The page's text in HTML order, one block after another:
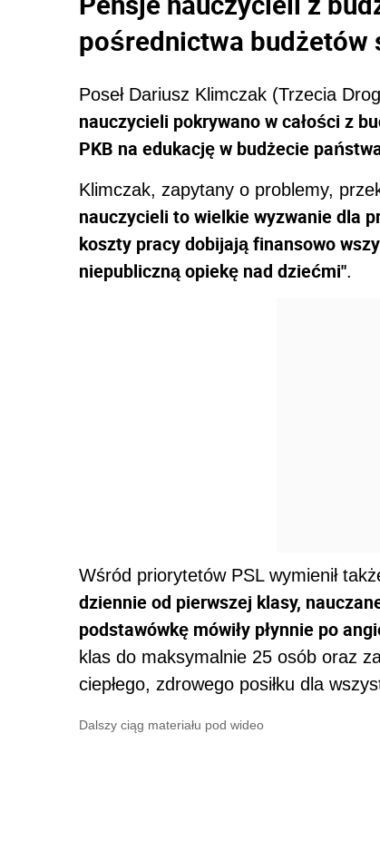
pośrednictwa budżetów
Poseł Dariusz Klimczak (Trzecia
nauczycieli pokrywano w całości z
PKB na edukację w budżecie
Klimczak, zapytany o problemy,
nauczycieli to wielkie wyzwanie dla
koszty pracy dobijają finansowo
niepubliczną opiekę nad dziećmi".
Wśród priorytetów PSL wymienił
dziennie od pierwszej klasy,
podstawówkę mówiły płynnie po
klas do maksymalnie 25 osób oraz
ciepłego, zdrowego posiłku dla
Dalszy ciąg materiału pod wideo